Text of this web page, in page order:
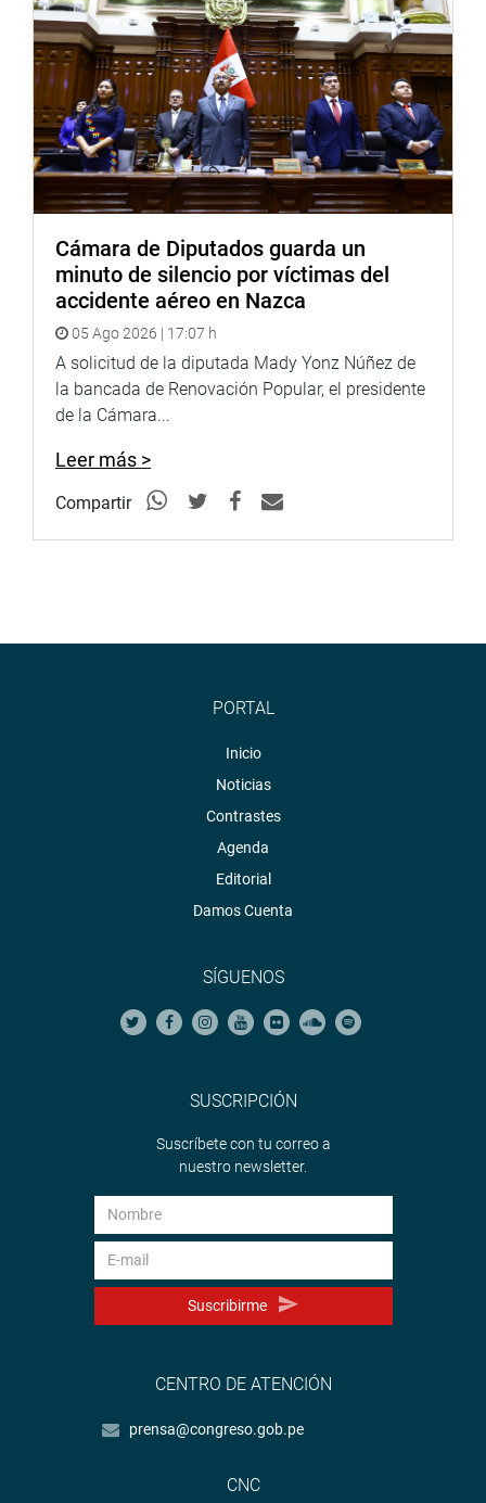
Cámara de Diputados guarda un
minuto de silencio por víctimas del
accidente aéreo en Nazca
05 Ago 2026 | 17:07 h
A solicitud de la diputada Mady Yonz Núñez de
la bancada de Renovación Popular, el presidente
de la Cámara...
Leer más >
Compartir
PORTAL
Inicio
Noticias
Contrastes
Agenda
Editorial
Damos Cuenta
SÍGUENOS
SUSCRIPCIÓN
Suscríbete con tu correo a
nuestro newsletter.
Suscribirme
CENTRO DE ATENCIÓN
prensa@congreso.gob.pe
CNC